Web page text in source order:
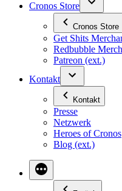
Cronos Store
Cronos Store
Get Shits
Redbubble
Patreon (ext.)
Kontakt
Kontakt
Presse
Netzwerk
Heroes of Cronos
Blog (ext.)